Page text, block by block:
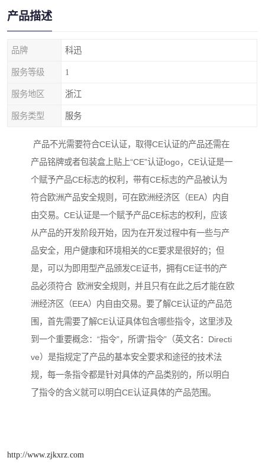
产品描述
品牌 科迅
服务等级 1
服务地区 浙江
服务类型 服务
产品不光需要符合CE认证，取得CE认证的产品还需在
产品铭牌或者包装盒上贴上“CE”认证logo，CE认证是一
个赋予产品CE标志的权利，带有CE标志的产品被认为
符合欧洲产品安全规则，可在欧洲经济区（EEA）内自
由交易。 CE认证是一个赋予产品CE标志的权利，应该
从产品的开发阶段开始，因为在开发过程中有一些与产
品安全，用户健康和环境相关的CE要求是很好的；但
是，可以为即用型产品颁发CE证书，拥有CE证书的产
品必须符合 欧洲安全规则，并且只有在此之后才能在欧
洲经济区（EEA）内自由交易。 要了解CE认证的产品范
围，首先需要了解CE认证具体包含哪些指令，这里涉及
到一个重要概念：“指令”，所谓“指令”（英文名：Directi
ve）是指规定了产品的基本安全要求和途径的技术法
规，每一条指令都是针对具体的产品类别的，所以明白
了指令的含义就可以明白CE认证具体的产品范围。
http://www.zjkxrz.com